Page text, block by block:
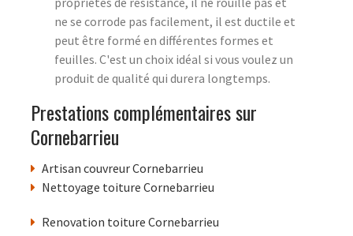
ne se corrode pas facilement, il est ductile et
peut être formé en différentes formes et
feuilles. C'est un choix idéal si vous voulez un
produit de qualité qui durera longtemps.
Prestations complémentaires sur
Cornebarrieu
Artisan couvreur Cornebarrieu
Nettoyage toiture Cornebarrieu
Renovation toiture Cornebarrieu